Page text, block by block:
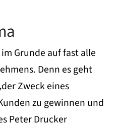
Grunde auf fast alle
Denn es geht
Zweck eines
zu gewinnen und
Peter Drucker